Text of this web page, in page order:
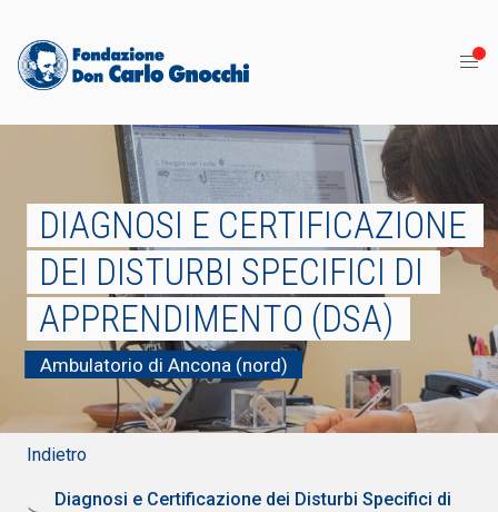
DIAGNOSI E CERTIFICAZIONE
DEI DISTURBI SPECIFICI DI
APPRENDIMENTO (DSA)
Ambulatorio di Ancona (nord)
Indietro
Diagnosi e Certificazione dei Disturbi Specifici di